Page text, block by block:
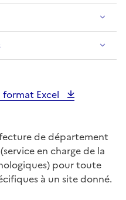
Excel
de département
en charge de la
pour toute
à un site donné.